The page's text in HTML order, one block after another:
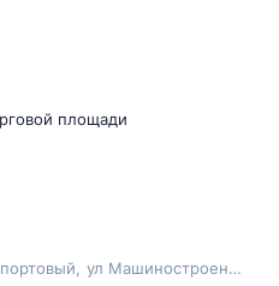
площади
ул Машиностроения 2-я